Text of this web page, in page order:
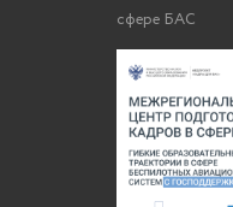
сфере БАС